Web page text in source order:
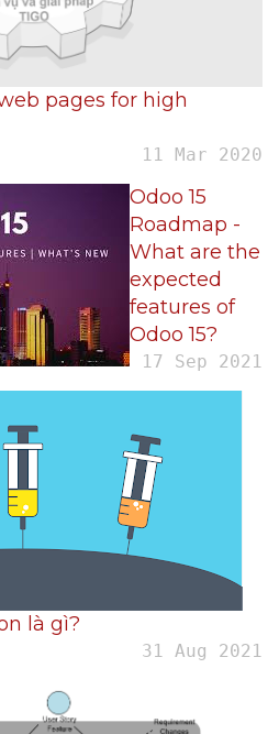
pages for high
11 Mar 2020
Odoo 15
Roadmap -
What are the
expected
features of
Odoo 15?
17 Sep 2021
là gì?
31 Aug 2021